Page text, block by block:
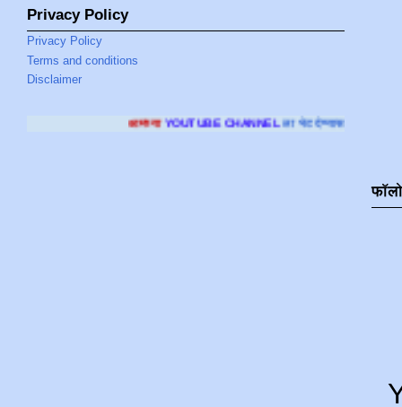
Privacy Policy
Privacy Policy
Terms and conditions
Disclaimer
YOUTUBE CHANNELला भेट देण्यासाठी क्लिक करा.